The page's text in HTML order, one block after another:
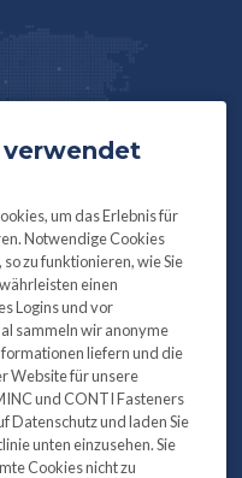
product and
Subscribe
um das Erlebnis für
Notwendige Cookies
zu funktionieren, wie Sie
einen
Logins und vor
sammeln wir anonyme
liefern und die
Website für unsere
und CONTI Fasteners
Datenschutz und laden Sie
unten einzusehen. Sie
Cookies nicht zu